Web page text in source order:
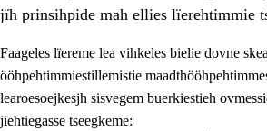
jïh prinsihpide mah ellies lïerehtimmie
Faageles lïereme lea vihkeles bielie dovne
ööhpehtimmiestillemistie
learoesoejkesjh sisvegem buerkiestieh
jiehtiegasse tseegkeme: